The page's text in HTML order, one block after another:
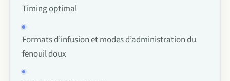
Timing optimal
Formats d’infusion et modes d’administration du
fenouil doux